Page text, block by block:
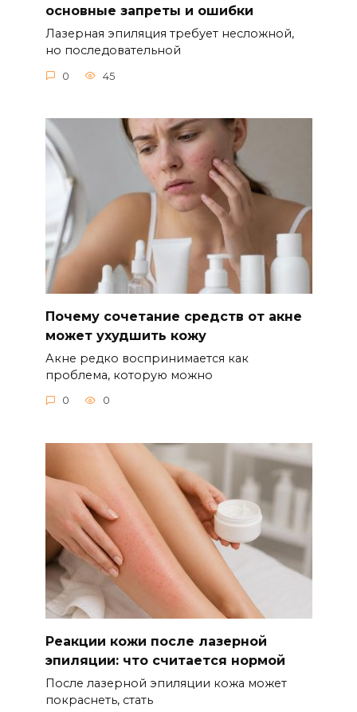
основные запреты и ошибки
Лазерная эпиляция требует несложной,
но последовательной
0 45
Почему сочетание средств от акне
может ухудшить кожу
Акне редко воспринимается как
проблема, которую можно
0 0
Реакции кожи после лазерной
эпиляции: что считается нормой
После лазерной эпиляции кожа может
покраснеть, стать